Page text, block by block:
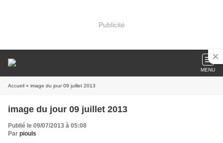
Publicité
MENU
Accueil » image du jour 09 juillet 2013
image du jour 09 juillet 2013
Publié le 09/07/2013 à 05:08
Par piouls